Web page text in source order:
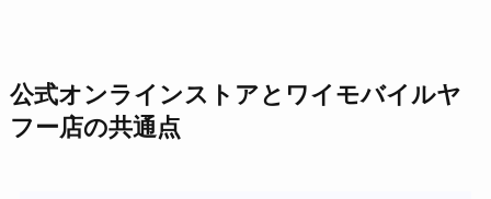
公式オンラインストアとワイモバイルヤ
フー店の共通点